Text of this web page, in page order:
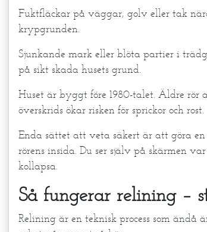
Fuktfläckar på väggar, golv eller tak
krypgrunden.
Sjunkande mark eller blöta partier i
på sikt skada husets grund.
Huset är byggt före 1980-talet. Äldre
överskrids ökar risken för sprickor och rost.
Enda sättet att veta säkert är att göra en
rörens insida. Du ser själv på skärmen
kollapsa.
Så fungerar relining –
Relining är en teknisk process som ändå